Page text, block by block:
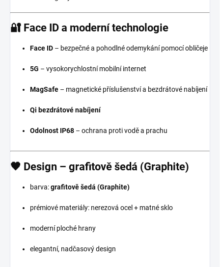
🔐 Face ID a moderní technologie
Face ID – bezpečné a pohodlné odemykání pomocí obličeje
5G – vysokorychlostní mobilní internet
MagSafe – magnetické příslušenství a bezdrátové nabíjení
Qi bezdrátové nabíjení
Odolnost IP68 – ochrana proti vodě a prachu
🖤 Design – grafitově šedá (Graphite)
barva:grafitově šedá (Graphite)
prémiové materiály: nerezová ocel + matné sklo
moderní ploché hrany
elegantní, nadčasový design